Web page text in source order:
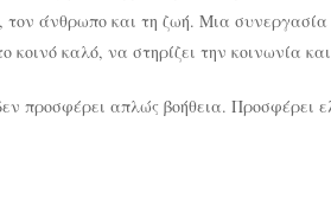
τον άνθρωπο και τη ζωή. Μια
κοινό καλό, να στηρίζει την κοινωνία
προσφέρει απλώς βοήθεια. Προσφέρει